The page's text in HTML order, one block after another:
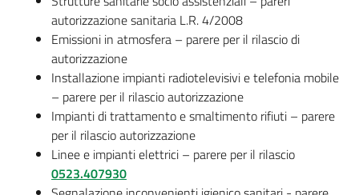
Novità
Scuole
Imprese
ed Enti
autorizzazione sanitaria L.R. 4/2008
Emissioni in atmosfera – parere per il rilascio di
autorizzazione
Installazione impianti radiotelevisivi e telefonia mobile
– parere per il rilascio autorizzazione
Impianti di trattamento e smaltimento rifiuti – parere
per il rilascio autorizzazione
Linee e impianti elettrici – parere per il rilascio
0523.407930